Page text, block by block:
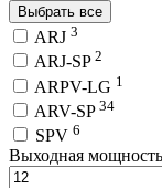
Выбрать все
ARJ 3
ARJ-SP 2
ARPV-LG 1
ARV-SP 34
SPV 6
Выходная